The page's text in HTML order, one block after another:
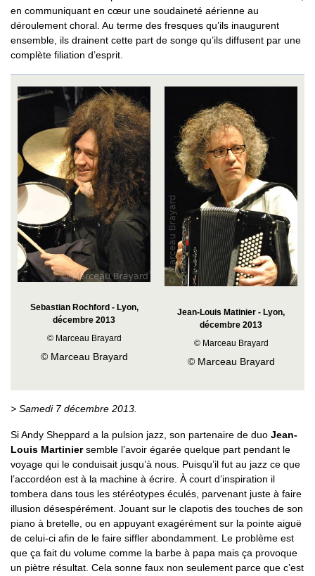
en communiquant en cœur une soudaineté aérienne au
déroulement choral. Au terme des fresques qu’ils inaugurent
ensemble, ils drainent cette part de songe qu’ils diffusent par une
complète filiation d’esprit.
Sebastian Rochford - Lyon,
décembre 2013
© Marceau Brayard
© Marceau Brayard
Jean-Louis Matinier - Lyon,
décembre 2013
© Marceau Brayard
© Marceau Brayard
> Samedi 7 décembre 2013.
Si Andy Sheppard a la pulsion jazz, son partenaire de duo Jean-
Louis Martiniersemble l’avoir égarée quelque part pendant le
voyage qui le conduisait jusqu’à nous. Puisqu’il fut au jazz ce que
l’accordéon est à la machine à écrire. À court d’inspiration il
tombera dans tous les stéréotypes éculés, parvenant juste à faire
illusion désespérément. Jouant sur le clapotis des touches de son
piano à bretelle, ou en appuyant exagérément sur la pointe aiguë
de celui-ci afin de le faire siffler abondamment. Le problème est
que ça fait du volume comme la barbe à papa mais ça provoque
un piètre résultat. Cela sonne faux non seulement parce que c’est